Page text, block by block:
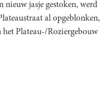
nieuw jasje gestoken, werd
al opgeblonken,
Plateau-/Roziergebouw